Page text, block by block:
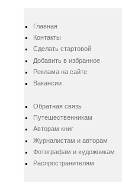
Главная
Контакты
Сделать стартовой
Добавить в избранное
Реклама на сайте
Вакансии
Обратная связь
Путешественникам
Авторам книг
Журналистам и авторам
Фотографам и художникам
Распространителям